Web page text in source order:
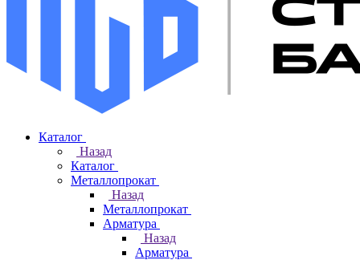
Каталог
Назад
Каталог
Металлопрокат
Назад
Металлопрокат
Арматура
Назад
Арматура